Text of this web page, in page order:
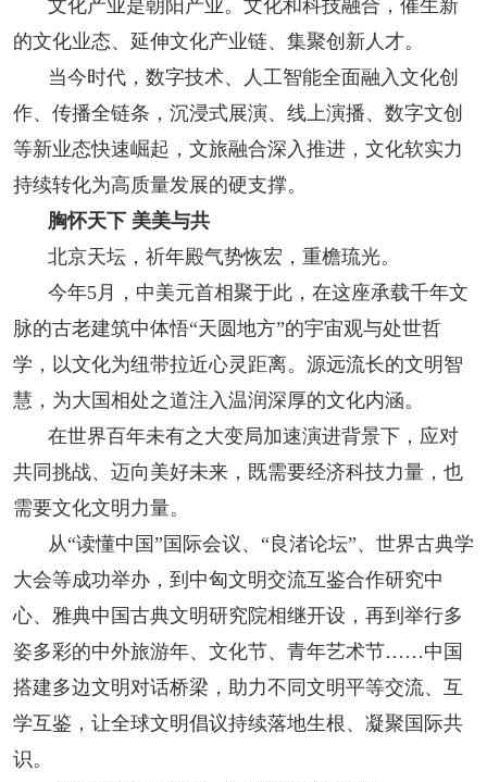
文化产业是朝阳产业。文化和科技融合，催生新
的文化业态、延伸文化产业链、集聚创新人才。
当今时代，数字技术、人工智能全面融入文化创
作、传播全链条，沉浸式展演、线上演播、数字文创
等新业态快速崛起，文旅融合深入推进，文化软实力
持续转化为高质量发展的硬支撑。
胸怀天下 美美与共
北京天坛，祈年殿气势恢宏，重檐琉光。
今年5月，中美元首相聚于此，在这座承载千年文
脉的古老建筑中体悟“天圆地方”的宇宙观与处世哲
学，以文化为纽带拉近心灵距离。源远流长的文明智
慧，为大国相处之道注入温润深厚的文化内涵。
在世界百年未有之大变局加速演进背景下，应对
共同挑战、迈向美好未来，既需要经济科技力量，也
需要文化文明力量。
从“读懂中国”国际会议、“良渚论坛”、世界古典学
大会等成功举办，到中匈文明交流互鉴合作研究中
心、雅典中国古典文明研究院相继开设，再到举行多
姿多彩的中外旅游年、文化节、青年艺术节……中国
搭建多边文明对话桥梁，助力不同文明平等交流、互
学互鉴，让全球文明倡议持续落地生根、凝聚国际共
识。